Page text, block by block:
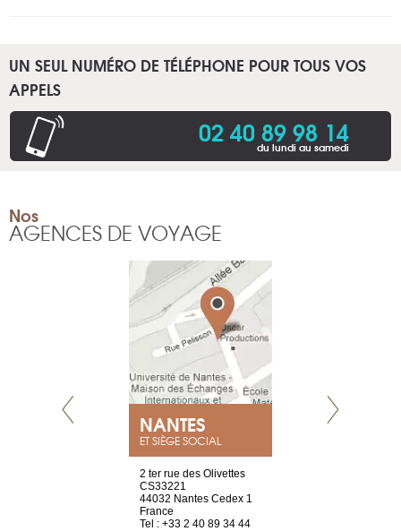
UN SEUL NUMÉRO DE TÉLÉPHONE POUR TOUS VOS
APPELS
02 40 89 98 14
du lundi au samedi
Nos
AGENCES DE VOYAGE
NANTES
ET SIÈGE SOCIAL
2 ter rue des Olivettes
CS33221
44032 Nantes Cedex 1
France
Tel : +33 2 40 89 34 44